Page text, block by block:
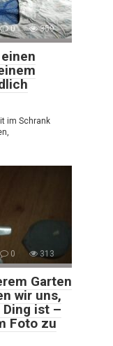
0 359
im Schrank
0 313
Garten
wir uns,
Ding ist –
Foto zu